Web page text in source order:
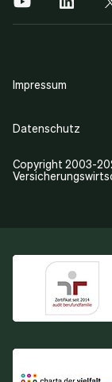
Copyright 2003-
Impressum
Datenschutz